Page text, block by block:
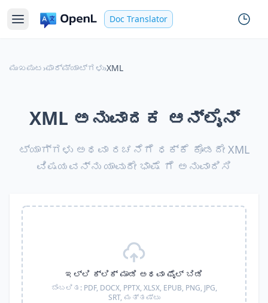
Doc Translator
ಮುಖಪುಟ ›ಫಾರ್ಮ್ಯಾಟ್‌ಗಳು›XML
XML ಅನುವಾದಕ ಆನ್‌ಲೈನ್
ಟ್ಯಾಗ್‌ಗಳು ಅಥವಾ ರಚನೆಗೆ ಧಕ್ಕೆ ಕೊಡದೇ XML
ವಿಷಯವನ್ನು ಯಾವುದೇ ಭಾಷೆ ಗೆ ಅನುವಾದಿಸಿ
ಇಲ್ಲಿ ಕ್ಲಿಕ್ ಮಾಡಿ ಅಥವಾ ಫೈಲ್ ಬಿಡಿ
ಬೆಂಬಲಿತ: PDF, DOCX, PPTX, XLSX, EPUB, PNG, JPG,
SRT, ಮತ್ತಷ್ಟು